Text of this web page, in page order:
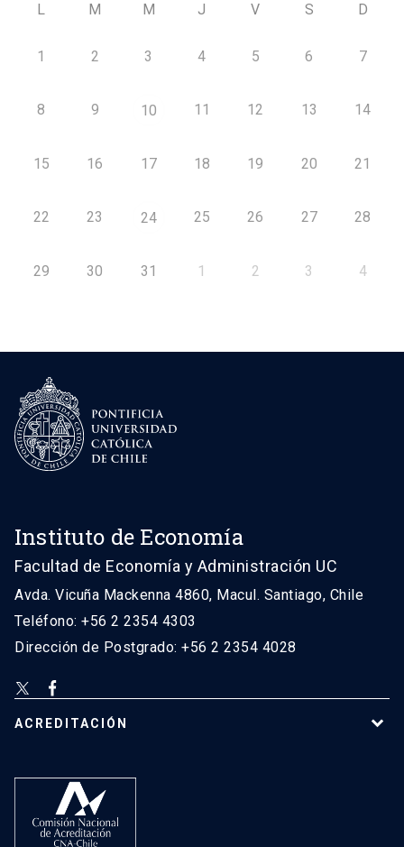
L M M J V S D
1 2 3 4 5 6 7
8 9 10 11 12 13 14
15 16 17 18 19 20 21
22 23 24 25 26 27 28
29 30 31 1 2 3 4
Instituto de Economía
Facultad de Economía y Administración UC
Avda. Vicuña Mackenna 4860, Macul. Santiago, Chile
Teléfono: +56 2 2354 4303
Dirección de Postgrado: +56 2 2354 4028
ACREDITACIÓN